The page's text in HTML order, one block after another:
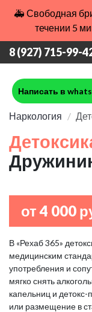
🚑 Свободная
течении 5
8 (927) 715-99-
Написать в
Наркология
от 4 000
В «Рехаб 365»
медицинским
употребления и
мягко снять
капельниц и
или размещение в